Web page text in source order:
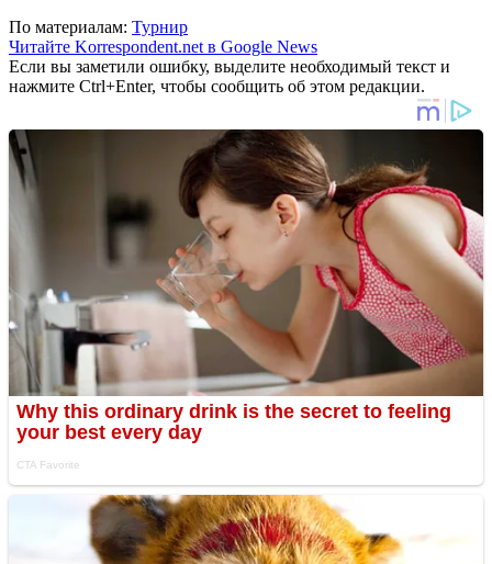
По материалам: Турнир
Читайте Korrespondent.net в Google News
Если вы заметили ошибку, выделите необходимый текст и
нажмите Ctrl+Enter, чтобы сообщить об этом редакции.